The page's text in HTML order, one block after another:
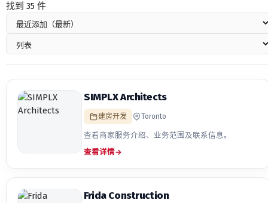
找到 35 件
SIMPLX Architects
建房开发 Toronto
查看商家服务介绍、业务范围及联系信息。
查看详情→
Frida Construction